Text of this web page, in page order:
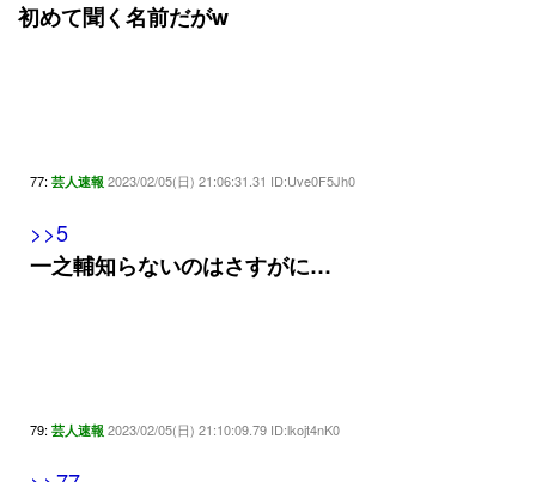
初めて聞く名前だがw
77: 芸人速報 2023/02/05(日) 21:06:31.31 ID:Uve0F5Jh0
>>5
一之輔知らないのはさすがに…
79: 芸人速報 2023/02/05(日) 21:10:09.79 ID:lkojt4nK0